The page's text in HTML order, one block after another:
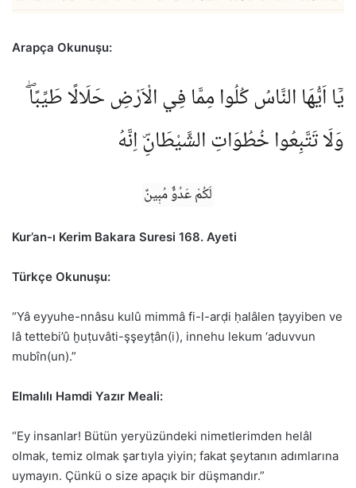
Arapça Okunuşu:
يَٓا اَيُّهَا النَّاسُ كُلُوا مِمَّا فِي الْاَرْضِ حَلَالًا طَيِّبًاۖ
وَلَا تَتَّبِعُوا خُطُوَاتِ الشَّيْطَانِۜ اِنَّهُ
لَكُمْ عَدُوٌّ مُب۪ينٌ
Kur’an-ı Kerim Bakara Suresi 168. Ayeti
Türkçe Okunuşu:
“Yâ eyyuhe-nnâsu kulû mimmâ fi-l-arḍi ḥalâlen ṭayyiben ve
lâ tettebi’û ḫuṭuvâti-şşeyṭân(i), innehu lekum ‘aduvvun
mubîn(un).”
Elmalılı Hamdi Yazır Meali:
“Ey insanlar! Bütün yeryüzündeki nimetlerimden helâl
olmak, temiz olmak şartıyla yiyin; fakat şeytanın adımlarına
uymayın. Çünkü o size apaçık bir düşmandır.”